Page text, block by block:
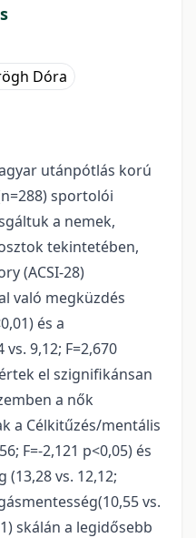
Dóra
utánpótlás korú
sportolói
a nemek,
tekintetében,
(ACSI-28)
való megküzdés
és a
9,12; F=2,670
el szignifikánsan
a nők
a Célkitűzés/mentális
F=-2,121 p<0,05) és
vs. 12,12;
vs.
skálán a legidősebb